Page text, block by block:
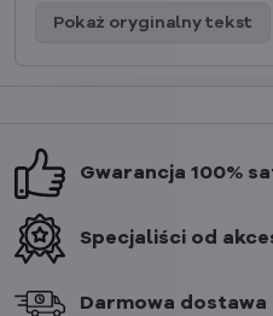
Pokaż oryginalny tekst
Gwarancja 100%
Specjaliści od
Darmowa dostawa